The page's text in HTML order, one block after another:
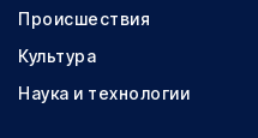
Происшествия
Культура
Наука и технологии